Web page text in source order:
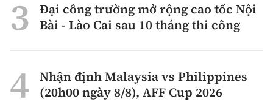
Đại công trường mở rộng cao tốc Nội
Bài - Lào Cai sau 10 tháng thi công
Nhận định Malaysia vs Philippines
(20h00 ngày 8/8), AFF Cup 2026